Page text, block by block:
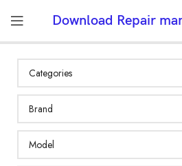
Download Repair